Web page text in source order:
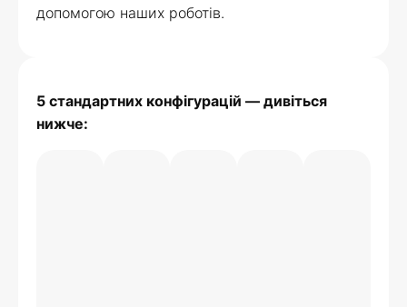
допомогою наших роботів.
5 стандартних конфігурацій — дивіться
нижче: